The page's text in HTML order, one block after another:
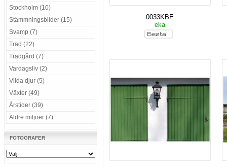
Stockholm (10)
Stämmningsbilder (15)
Svamp (7)
Träd (22)
Trädgård (7)
Vardagsliv (2)
Vilda djur (5)
Växter (49)
Årstider (39)
Äldre miljöer (7)
FOTOGRAFER
0033KBE
eka